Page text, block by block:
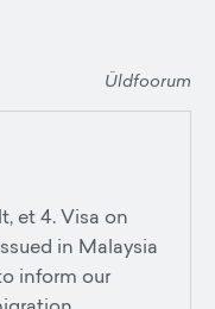
Üldfoorum
et 4. Visa on
in Malaysia
inform our